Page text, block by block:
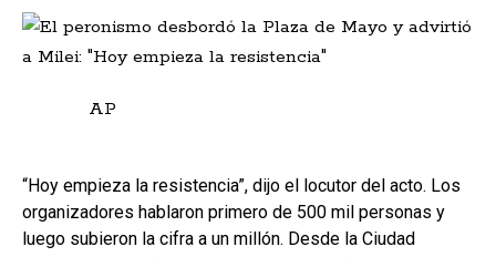
AP
“Hoy empieza la resistencia”, dijo el locutor del acto. Los
organizadores hablaron primero de 500 mil personas y
luego subieron la cifra a un millón. Desde la Ciudad